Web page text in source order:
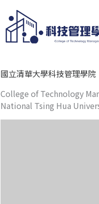
國立清華大學科技管理學院
College of Technology
National Tsing Hua